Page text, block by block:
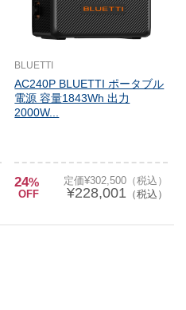
BLUETTI
AC240P BLUETTI ポータブル
電源 容量1843Wh 出力
2000W...
24%
OFF
定価¥302,500（税込）
¥228,001 （税込）